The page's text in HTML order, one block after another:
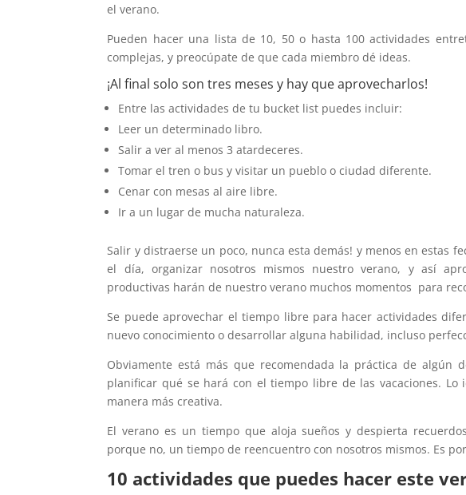
el verano.
Pueden hacer una lista de 10, 50 o hasta 100 actividades
complejas, y preocúpate de que cada miembro dé ideas.
¡Al final solo son tres meses y hay que aprovecharlos!
Entre las actividades de tu bucket list puedes incluir:
Leer un determinado libro.
Salir a ver al menos 3 atardeceres.
Tomar el tren o bus y visitar un pueblo o ciudad diferente.
Cenar con mesas al aire libre.
Ir a un lugar de mucha naturaleza.
Salir y distraerse un poco, nunca esta demás! y menos en estas
el día, organizar nosotros mismos nuestro verano, y así
productivas harán de nuestro verano muchos momentos para
Se puede aprovechar el tiempo libre para hacer actividades
nuevo conocimiento o desarrollar alguna habilidad, incluso
Obviamente está más que recomendada la práctica de algún
planificar qué se hará con el tiempo libre de las vacaciones.
manera más creativa.
El verano es un tiempo que aloja sueños y despierta
porque no, un tiempo de reencuentro con nosotros mismos. Es
10 actividades que puedes hacer este